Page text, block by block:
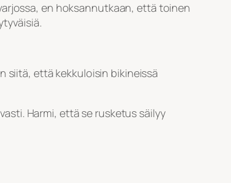
en hoksannutkaan, että toinen
siitä, että kekkuloisin bikineissä
Harmi, että se rusketus säilyy